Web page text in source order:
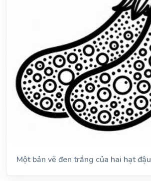
Một bản vẽ đen trắng của hai hạt đậu